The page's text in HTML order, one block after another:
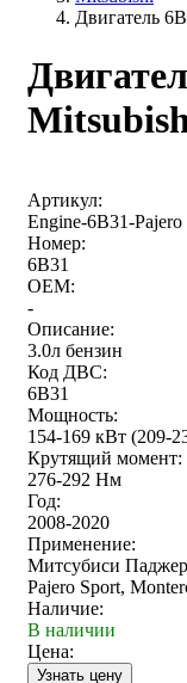
Двигатель
Артикул:
Engine-6B31-Pajero
Номер:
6B31
OEM:
-
Описание:
3.0л бензин
Код ДВС:
6B31
Мощность:
154-169 кВт (209-
Крутящий момент:
276-292 Нм
Год:
2008-2020
Применение:
Митсубиси
Pajero Sport,
Наличие:
В наличии
Цена: